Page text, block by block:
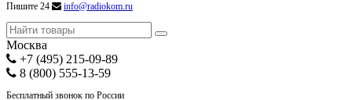
Пишите 24 info@radiokom.ru
Москва
+7 (495) 215-09-89
8 (800) 555-13-59
Бесплатный звонок по России